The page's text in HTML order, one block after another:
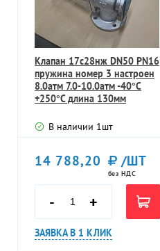
Клапан 17с28нж DN50 PN16
пружина номер 3 настроен
8.0атм 7.0-10.0атм -40°C
+250°C длина 130мм
В наличии 1шт
14 788,20 /ШТ
без НДС
- +
ЗАЯВКА В 1 КЛИК